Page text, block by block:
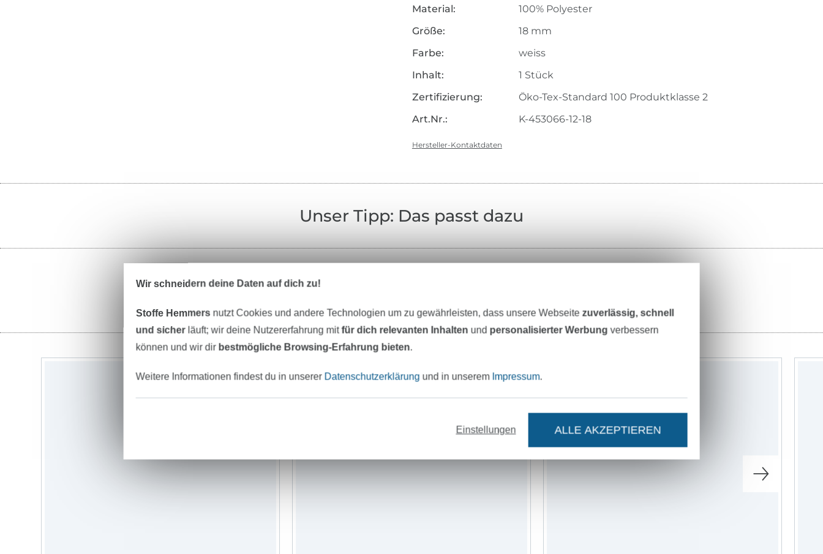
Material:
100% Polyester
Größe:
18 mm
Farbe:
weiss
Inhalt:
1 Stück
Zertifizierung:
Öko-Tex-Standard 100 Produktklasse 2
Art.Nr.:
K-453066-12-18
Hersteller-Kontaktdaten
Unser Tipp: Das passt dazu
Nähzubehör Schnittmuster
Wir schneidern deine Daten auf dich zu!
Stoffe Hemmers nutzt Cookies und andere Technologien um zu gewährleisten, dass unsere Webseitezuverlässig, schnell
und sicherläuft; wir deine Nutzererfahrung mitfür dich relevanten Inhalten und personalisierter Werbung verbessern
können und wir dir bestmögliche Browsing-Erfahrung bieten.
Weitere Informationen findest du in unserer Datenschutzerklärung und in unserem Impressum.
Einstellungen ALLE AKZEPTIEREN